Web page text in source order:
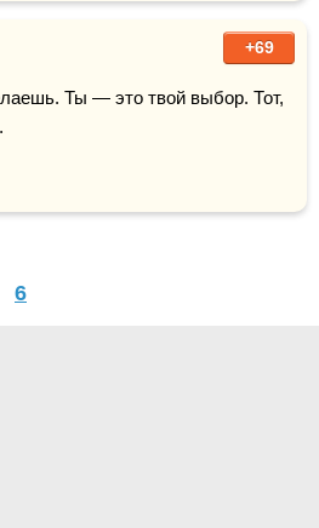
+69
Ты — это твой выбор. Тот,
6